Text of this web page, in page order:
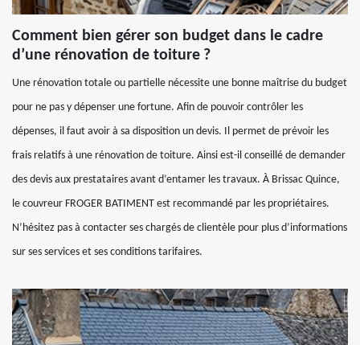
Comment bien gérer son budget dans le cadre
d’une rénovation de toiture ?
Une rénovation totale ou partielle nécessite une bonne maîtrise du budget
pour ne pas y dépenser une fortune. Afin de pouvoir contrôler les
dépenses, il faut avoir à sa disposition un devis. Il permet de prévoir les
frais relatifs à une rénovation de toiture. Ainsi est-il conseillé de demander
des devis aux prestataires avant d’entamer les travaux. À Brissac Quince,
le couvreur FROGER BATIMENT est recommandé par les propriétaires.
N’hésitez pas à contacter ses chargés de clientèle pour plus d’informations
sur ses services et ses conditions tarifaires.